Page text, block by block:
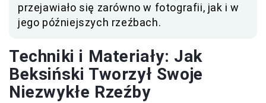
przejawiało się zarówno w fotografii, jak i w
jego późniejszych rzeźbach.
Techniki i Materiały: Jak
Beksiński Tworzył Swoje
Niezwykłe Rzeźby